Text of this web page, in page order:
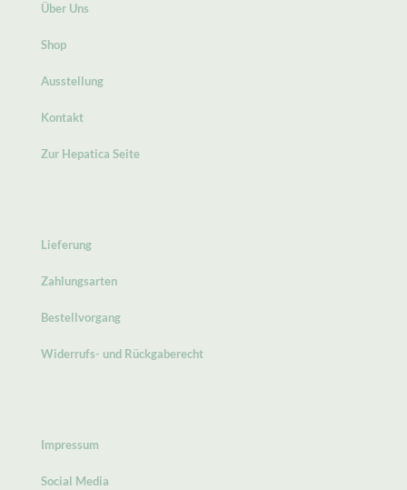
Über Uns
Shop
Ausstellung
Kontakt
Zur Hepatica Seite
Lieferung
Zahlungsarten
Bestellvorgang
Widerrufs- und Rückgaberecht
Impressum
Social Media